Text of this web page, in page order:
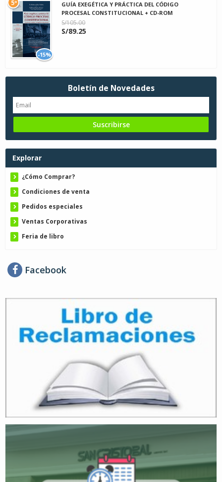
-15%
GUÍA EXEGÉTICA Y PRÁCTICA DEL CÓDIGO
PROCESAL CONSTITUCIONAL + CD-ROM
S/105.00
S/89.25
5º
Boletín de Novedades
Explorar
¿Cómo Comprar?
Condiciones de venta
Pedidos especiales
Ventas Corporativas
Feria de libro
Facebook